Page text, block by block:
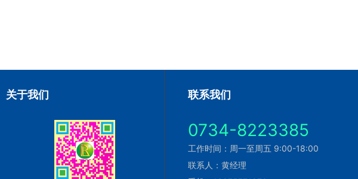
关于我们 联系我们
0734-8223385
工作时间：周一至周五 9:00-18:00
联系人：黄经理